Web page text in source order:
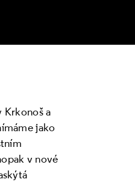
Krkonoš a
jako
v nové